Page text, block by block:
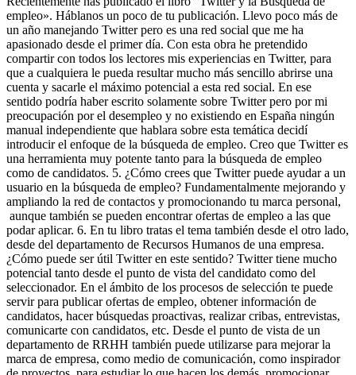
empleo». Háblanos un poco de tu publicación. Llevo poco más de
un año manejando Twitter pero es una red social que me ha
apasionado desde el primer día. Con esta obra he pretendido
compartir con todos los lectores mis experiencias en Twitter, para
que a cualquiera le pueda resultar mucho más sencillo abrirse una
cuenta y sacarle el máximo potencial a esta red social. En ese
sentido podría haber escrito solamente sobre Twitter pero por mi
preocupación por el desempleo y no existiendo en España ningún
manual independiente que hablara sobre esta temática decidí
introducir el enfoque de la búsqueda de empleo. Creo que Twitter es
una herramienta muy potente tanto para la búsqueda de empleo
como de candidatos. 5. ¿Cómo crees que Twitter puede ayudar a un
usuario en la búsqueda de empleo? Fundamentalmente mejorando y
ampliando la red de contactos y promocionando tu marca personal,
aunque también se pueden encontrar ofertas de empleo a las que
podar aplicar. 6. En tu libro tratas el tema también desde el otro lado,
desde del departamento de Recursos Humanos de una empresa.
¿Cómo puede ser útil Twitter en este sentido? Twitter tiene mucho
potencial tanto desde el punto de vista del candidato como del
seleccionador. En el ámbito de los procesos de selección te puede
servir para publicar ofertas de empleo, obtener información de
candidatos, hacer búsquedas proactivas, realizar cribas, entrevistas,
comunicarte con candidatos, etc. Desde el punto de vista de un
departamento de RRHH también puede utilizarse para mejorar la
marca de empresa, como medio de comunicación, como inspirador